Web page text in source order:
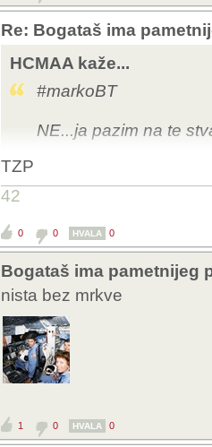
Re: Bogataš ima
HCMAA kaže...
#markoBT
NE...ja pazim na te
TZP
42
0 0 HVALA 0
Bogataš ima pametnijeg
nista bez mrkve
1 0 HVALA 0